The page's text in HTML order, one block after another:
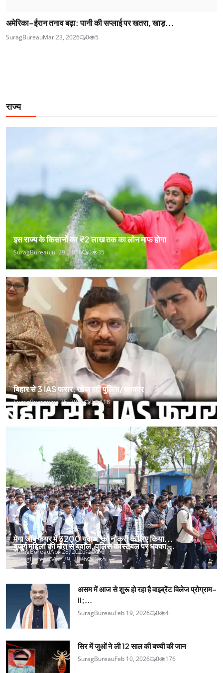
अमेरिका–ईरान तनाव बढ़ा: पानी की सप्लाई पर खतरा, खाड़...
SuragBureauMar 23, 2026 0 5
राज्य
इस राज्य के किसानों का ₹2 लाख तक का लोन माफ होगा
SuragBureauJul 29, 2026 0 35
बिहार से 3 IAS फरार, खोज रही पुलिस/सरकार
SuragBureauJun 25, 2026 0 118
मेगा जॉब फेयर में 3200 युवाओ को नौकरी के लिए किया...
SuragBureauApr 28, 2026 0 6
बुजुर्ग महिला की मौत से बवाल, पुलिस कांस्टेबल पर धक्का...
SuragBureauMar 29, 2026 0 5
असम में आज से शुरू हो रहा है वाइब्रेंट विलेज प्रोग्राम–
II;...
SuragBureauFeb 19, 2026 0 4
सिर में जुओं ने ली 12 साल की बच्ची की जान
SuragBureauFeb 10, 2026 0 176